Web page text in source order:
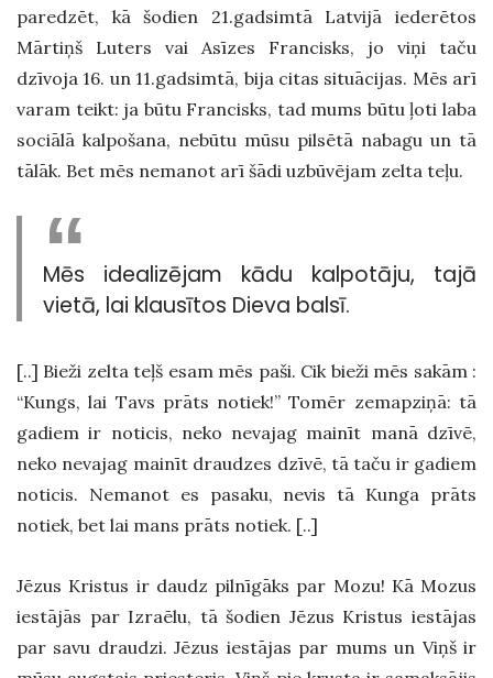
paredzēt, kā šodien 21.gadsimtā Latvijā iederētos
Mārtiņš Luters vai Asīzes Francisks, jo viņi taču
dzīvoja 16. un 11.gadsimtā, bija citas situācijas. Mēs arī
varam teikt: ja būtu Francisks, tad mums būtu ļoti laba
sociālā kalpošana, nebūtu mūsu pilsētā nabagu un tā
tālāk. Bet mēs nemanot arī šādi uzbūvējam zelta teļu.
Mēs idealizējam kādu kalpotāju, tajā
vietā, lai klausītos Dieva balsī.
[..] Bieži zelta teļš esam mēs paši. Cik bieži mēs sakām :
“Kungs, lai Tavs prāts notiek!” Tomēr zemapziņā: tā
gadiem ir noticis, neko nevajag mainīt manā dzīvē,
neko nevajag mainīt draudzes dzīvē, tā taču ir gadiem
noticis. Nemanot es pasaku, nevis tā Kunga prāts
notiek, bet lai mans prāts notiek. [..]
Jēzus Kristus ir daudz pilnīgāks par Mozu! Kā Mozus
iestājās par Izraēlu, tā šodien Jēzus Kristus iestājas
par savu draudzi. Jēzus iestājas par mums un Viņš ir